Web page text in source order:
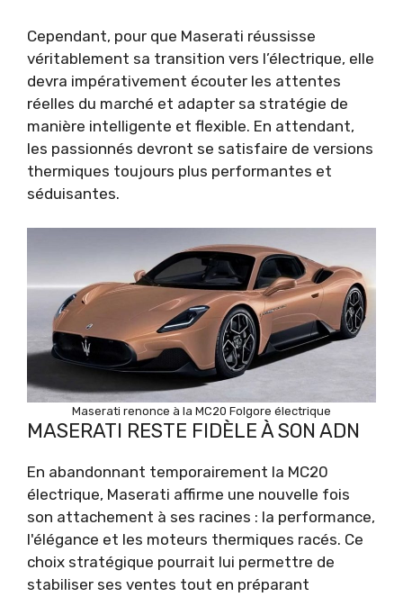
Cependant, pour que Maserati réussisse
véritablement sa transition vers l’électrique, elle
devra impérativement écouter les attentes
réelles du marché et adapter sa stratégie de
manière intelligente et flexible. En attendant,
les passionnés devront se satisfaire de versions
thermiques toujours plus performantes et
séduisantes.
Maserati renonce à la MC20 Folgore électrique
MASERATI RESTE FIDÈLE À SON ADN
En abandonnant temporairement la MC20
électrique, Maserati affirme une nouvelle fois
son attachement à ses racines : la performance,
l'élégance et les moteurs thermiques racés. Ce
choix stratégique pourrait lui permettre de
stabiliser ses ventes tout en préparant